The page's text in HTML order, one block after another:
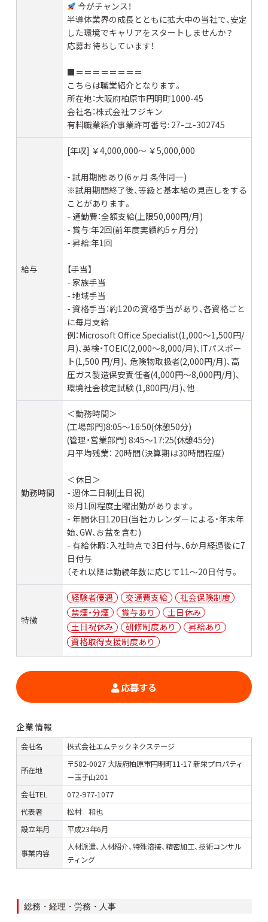
今がチャンス！
半導体業界の成長とともに拡大中の当社で、安定
した環境でキャリアをスタートしませんか？
応募お待ちしています！
■＝＝＝＝＝＝＝＝
こちらは職業紹介となります。
所在地：大阪府柏原市円明町1000-45
会社名：株式会社フジキン
有料職業紹介事業許可番号: 27-ユ-302745
給与
[年収] ￥4,000,000〜 ￥5,000,000
- 試用期間:あり(6ヶ月 条件同一)
※試用期間終了後、等級と基本給の見直しをする
ことがあります。
- 通勤費：全額支給(上限50,000円/月)
- 賞与:年2回(前年度実績約5ヶ月分)
- 昇給:年1回
【手当】
- 家族手当
- 地域手当
- 資格手当：約120の資格手当があり、各資格ごと
に毎月支給
例：Microsoft Office Specialist(1,000〜1,500円/
月)、英検・TOEIC(2,000〜8,000/月)、ITパスポー
ト(1,500 円/月)、 危険物取扱者(2,000円/月)、高
圧ガス製造保安責任者(4,000円〜8,000円/月)、
環境社会検定試験 (1,800円/月)、他
勤務時間
＜勤務時間＞
(工場部門)8:05〜16:50(休憩50分)
(管理・営業部門) 8:45〜17:25(休憩45分)
月平均残業： 20時間（決算期は30時間程度）
＜休日＞
- 週休二日制(土日祝)
※月1回程度土曜出勤があります。
- 年間休日120日(当社カレンダーによる・年末年
始、GW、お盆を含む)
- 有給休暇：入社時点で3日付与、6か月経過後に7
日付与
（それ以降は勤続年数に応じて11〜20日付与。
特徴
経験者優遇 交通費支給
社会保険制度
禁煙・分煙
賞与あり
土日休み
土日祝休み
研修制度あり
昇給あり
資格取得支援制度あり
応募する
企業情報
会社名 株式会社エムテックネクステージ
所在地
〒582-0027 大阪府柏原市円明町11-17 新栄プロパティ
ー玉手山201
会社TEL
072-977-1077
代表者
松村 和也
設立年月
平成23年6月
事業内容
人材派遣、人材紹介、特殊溶接、精密加工、技術コンサル
ティング
総務・経理・労務・人事